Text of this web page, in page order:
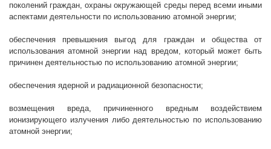
поколений граждан, охраны окружающей среды перед всеми иными
аспектами деятельности по использованию атомной энергии;
обеспечения превышения выгод для граждан и общества от
использования атомной энергии над вредом, который может быть
причинен деятельностью по использованию атомной энергии;
обеспечения ядерной и радиационной безопасности;
возмещения вреда, причиненного вредным воздействием
ионизирующего излучения либо деятельностью по использованию
атомной энергии;